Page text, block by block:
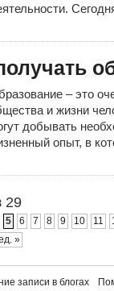
– это
и жизни
добывать
опыт, в
29
5 6 7 8 9 10 11
»
записи в блогах